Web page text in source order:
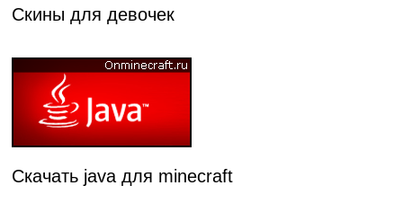
Скины для девочек
Скачать java для minecraft